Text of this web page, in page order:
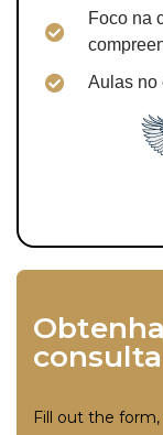
Foco na
Aulas no
Fill out the